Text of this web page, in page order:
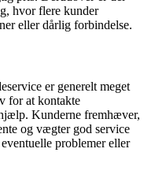
hvor flere kunder
eller dårlig forbindelse.
er generelt meget
for at kontakte
Kunderne fremhæver,
og vægter god service
problemer eller